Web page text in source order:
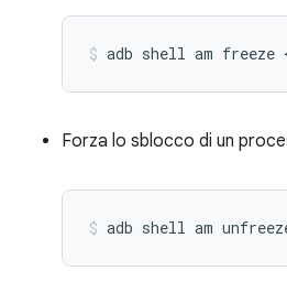
adb shell am freeze
Forza lo sblocco di un
adb shell am